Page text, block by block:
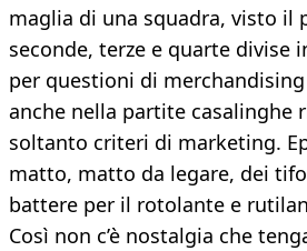
maglia di una squadra, visto il
seconde, terze e quarte divise
per questioni di
anche nella partite casalinghe
soltanto criteri di marketing.
matto, matto da legare, dei
battere per il rotolante e
Così non c’è nostalgia che